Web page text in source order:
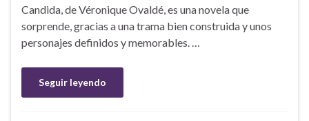
Candida, de Véronique Ovaldé, es una novela que
sorprende, gracias a una trama bien construida y unos
personajes definidos y memorables. …
Seguir leyendo